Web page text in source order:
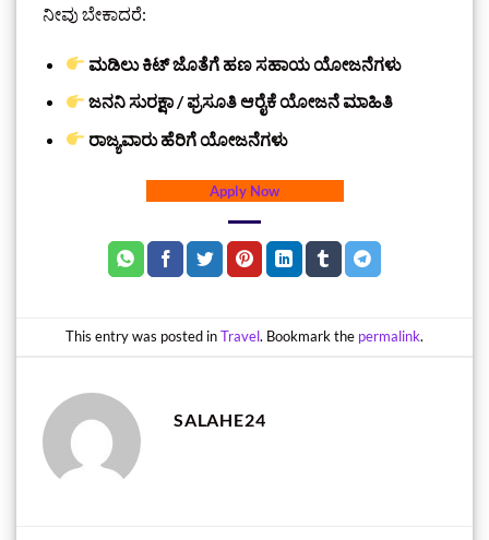
ನೀವು ಬೇಕಾದರೆ:
ಮಡಿಲು ಕಿಟ್ ಜೊತೆಗೆ ಹಣ ಸಹಾಯ ಯೋಜನೆಗಳು
ಜನನಿ ಸುರಕ್ಷಾ / ಫ್ರಸೂತಿ ಆರೈಕೆ ಯೋಜನೆ ಮಾಹಿತಿ
ರಾಜ್ಯವಾರು ಹೆರಿಗೆ ಯೋಜನೆಗಳು
Apply Now
This entry was posted inTravel. Bookmark the permalink.
SALAHE24